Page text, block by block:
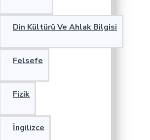
Din Kültürü Ve Ahlak Bilgisi
Felsefe
Fizik
İngilizce